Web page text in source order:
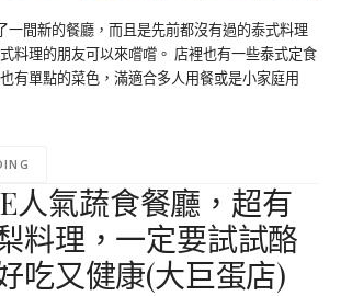
一間新的餐廳，而且是先前都沒有過的泰式料理
式料理的朋友可以來嚐嚐。 店裡也有一些泰式定食
有單點的菜色，滿適合多人用餐或是小家庭用
人氣蔬食餐廳，超有
料理，一定要試試酪
吃又健康(大巨蛋店)